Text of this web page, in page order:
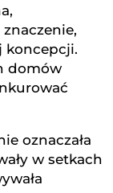
koncepcji.
domów
oznaczała
w setkach